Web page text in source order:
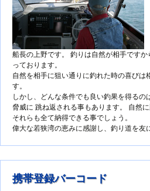
船長の上野です。 釣りは自然が相手です
っております。
自然を相手に狙い通りに釣れた時の喜びは
す。
しかし、どんな条件でも良い釣果を得るの
脅威に 跳ね返される事もあります。 自然
それらも全て納得できる事でしょう。
偉大な若狭湾の恵みに感謝し、釣り道を友
携帯登録バーコード